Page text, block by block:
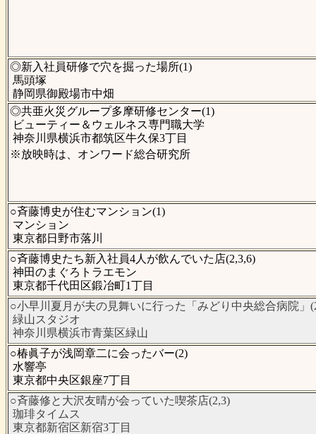
◎新入社員研修で穴を掘った場所(1)
馬頭塚
静岡県御殿場市中畑
◎共亜火災グループ多摩研修センター(1)
ビューティー＆ウェルネス専門職大学
神奈川県横浜市都筑区牛久保3丁目
※放映時は、オンワード総合研究所
○斉藤博史が住むマンション(1)
マンション
東京都日野市落川
○斉藤博史たち新入社員4人が飲んでいた店(2,3,6)
神田のまぐろトラエモン
東京都千代田区鍛冶町1丁目
○小早川夏月が夫の見舞いに行った「みどり中央総合病院」
緑山スタジオ
神奈川県横浜市青葉区緑山
○椿眞子が浅岡章二に会ったバー(2)
水響亭
東京都中央区銀座7丁目
○斉藤修と大沢友晴が会っていた喫茶店(2,3)
珈琲タイムス
東京都新宿区新宿3丁目